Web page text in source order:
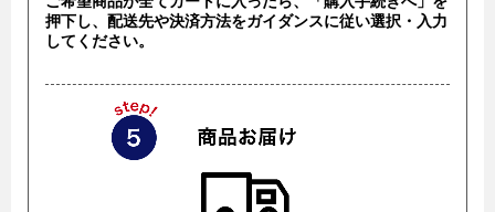
押下し、配送先や決済方法をガイダンスに従い選択・入力
してください。